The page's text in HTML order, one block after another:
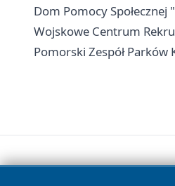
Dom Pomocy Społecznej
Wojskowe Centrum
Pomorski Zespół Parków